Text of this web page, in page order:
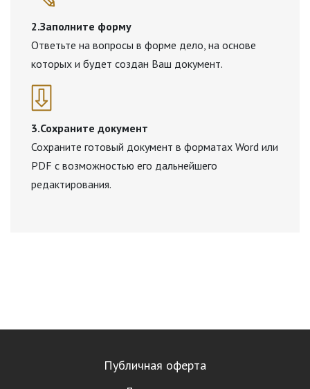
2.Заполните форму
Ответьте на вопросы в форме дело, на основе
которых и будет создан Ваш документ.
3.Сохраните документ
Сохраните готовый документ в форматах Word или
PDF с возможностью его дальнейшего
редактирования.
Публичная оферта